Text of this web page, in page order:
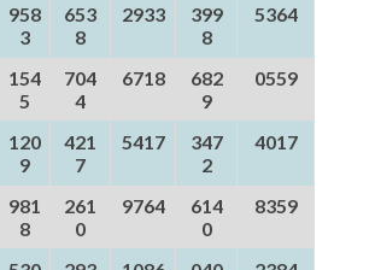
958
3
653
8
2933
399
8
5364
154
5
704
4
6718
682
9
0559
120
9
421
7
5417
347
2
4017
981
8
261
0
9764
614
0
8359